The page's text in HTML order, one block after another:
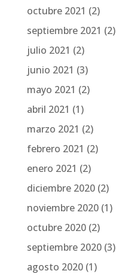
octubre 2021 (2)
septiembre 2021 (2)
julio 2021 (2)
junio 2021 (3)
mayo 2021 (2)
abril 2021 (1)
marzo 2021 (2)
febrero 2021 (2)
enero 2021 (2)
diciembre 2020(2)
noviembre 2020(1)
octubre 2020(2)
septiembre 2020(3)
agosto 2020(1)